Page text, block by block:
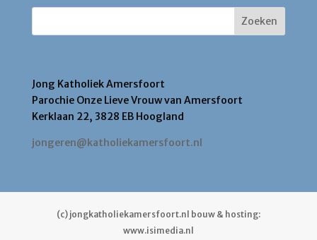
Jong Katholiek Amersfoort
Parochie Onze Lieve Vrouw van Amersfoort
Kerklaan 22, 3828 EB Hoogland
jongeren@katholiekamersfoort.nl
(c) jongkatholiekamersfoort.nl bouw & hosting:
www.isimedia.nl